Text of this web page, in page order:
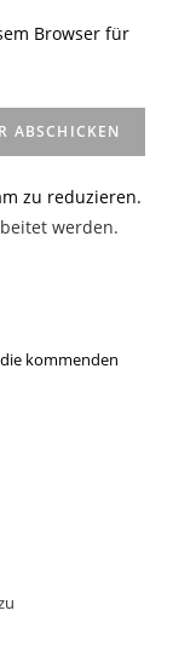
Browser für
zu reduzieren.
werden.
kommenden